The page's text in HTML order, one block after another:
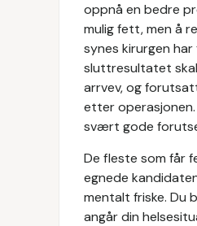
oppnå en bedre
mulig fett, men å
synes kirurgen
sluttresultatet
arrvev, og
etter
svært gode
De fleste som får
egnede
mentalt friske. Du
angår din